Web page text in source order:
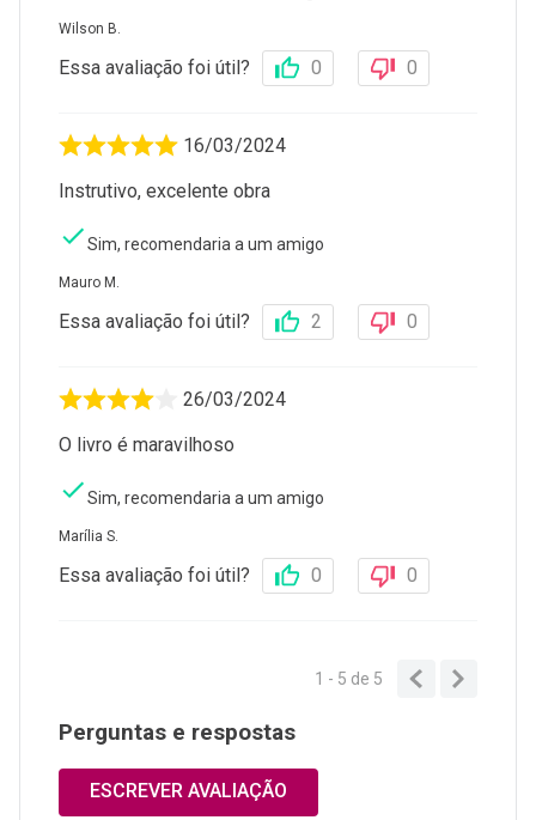
Wilson B.
Essa avaliação foi útil? 0 0
16/03/2024
Instrutivo, excelente obra
Sim, recomendaria a um amigo
Mauro M.
Essa avaliação foi útil? 2 0
26/03/2024
O livro é maravilhoso
Sim, recomendaria a um amigo
Marília S.
Essa avaliação foi útil? 0 0
1 - 5 de 5
Perguntas e respostas
ESCREVER AVALIAÇÃO